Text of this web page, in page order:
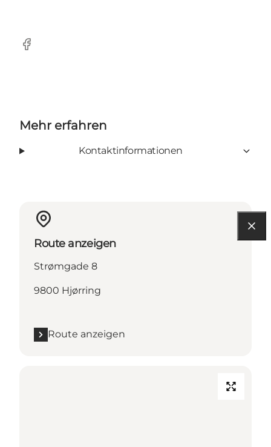
Facebook
Mehr erfahren
Kontaktinformationen
Route anzeigen
Strømgade 8
9800 Hjørring
Route anzeigen